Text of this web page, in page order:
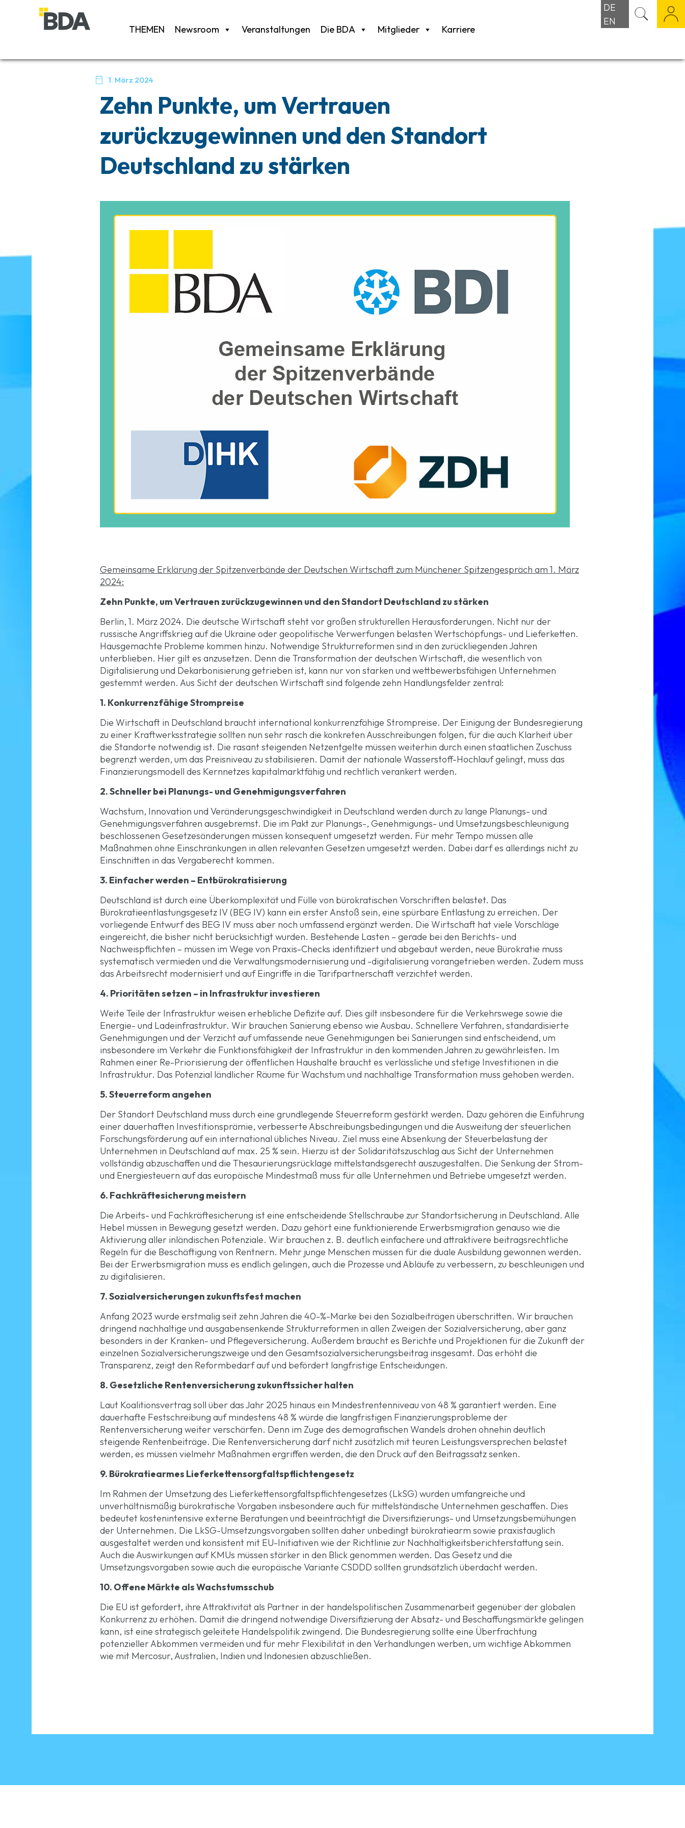
THEMEN Newsroom Veranstaltungen Die BDA Mitglieder Karriere
DE
EN
 1. März 2024
Zehn Punkte, um Vertrauen
zurückzugewinnen und den Standort
Deutschland zu stärken
Gemeinsame Erklärung der Spitzenverbände der Deutschen Wirtschaft zum Münchener Spitzengespräch am 1. März
2024:
Zehn Punkte, um Vertrauen zurückzugewinnen und den Standort Deutschland zu stärken
Berlin, 1. März 2024. Die deutsche Wirtschaft steht vor großen strukturellen Herausforderungen. Nicht nur der
russische Angriffskrieg auf die Ukraine oder geopolitische Verwerfungen belasten Wertschöpfungs- und Lieferketten.
Hausgemachte Probleme kommen hinzu. Notwendige Strukturreformen sind in den zurückliegenden Jahren
unterblieben. Hier gilt es anzusetzen. Denn die Transformation der deutschen Wirtschaft, die wesentlich von
Digitalisierung und Dekarbonisierung getrieben ist, kann nur von starken und wettbewerbsfähigen Unternehmen
gestemmt werden. Aus Sicht der deutschen Wirtschaft sind folgende zehn Handlungsfelder zentral:
1. Konkurrenzfähige Strompreise
Die Wirtschaft in Deutschland braucht international konkurrenzfähige Strompreise. Der Einigung der Bundesregierung
zu einer Kraftwerksstrategie sollten nun sehr rasch die konkreten Ausschreibungen folgen, für die auch Klarheit über
die Standorte notwendig ist. Die rasant steigenden Netzentgelte müssen weiterhin durch einen staatlichen Zuschuss
begrenzt werden, um das Preisniveau zu stabilisieren. Damit der nationale Wasserstoff-Hochlauf gelingt, muss das
Finanzierungsmodell des Kernnetzes kapitalmarktfähig und rechtlich verankert werden.
2. Schneller bei Planungs- und Genehmigungsverfahren
Wachstum, Innovation und Veränderungsgeschwindigkeit in Deutschland werden durch zu lange Planungs- und
Genehmigungsverfahren ausgebremst. Die im Pakt zur Planungs-, Genehmigungs- und Umsetzungsbeschleunigung
beschlossenen Gesetzesänderungen müssen konsequent umgesetzt werden. Für mehr Tempo müssen alle
Maßnahmen ohne Einschränkungen in allen relevanten Gesetzen umgesetzt werden. Dabei darf es allerdings nicht zu
Einschnitten in das Vergaberecht kommen.
3. Einfacher werden – Entbürokratisierung
Deutschland ist durch eine Überkomplexität und Fülle von bürokratischen Vorschriften belastet. Das
Bürokratieentlastungsgesetz IV (BEG IV) kann ein erster Anstoß sein, eine spürbare Entlastung zu erreichen. Der
vorliegende Entwurf des BEG IV muss aber noch umfassend ergänzt werden. Die Wirtschaft hat viele Vorschläge
eingereicht, die bisher nicht berücksichtigt wurden. Bestehende Lasten – gerade bei den Berichts- und
Nachweispflichten – müssen im Wege von Praxis-Checks identifiziert und abgebaut werden, neue Bürokratie muss
systematisch vermieden und die Verwaltungsmodernisierung und -digitalisierung vorangetrieben werden. Zudem muss
das Arbeitsrecht modernisiert und auf Eingriffe in die Tarifpartnerschaft verzichtet werden.
4. Prioritäten setzen – in Infrastruktur investieren
Weite Teile der Infrastruktur weisen erhebliche Defizite auf. Dies gilt insbesondere für die Verkehrswege sowie die
Energie- und Ladeinfrastruktur. Wir brauchen Sanierung ebenso wie Ausbau. Schnellere Verfahren, standardisierte
Genehmigungen und der Verzicht auf umfassende neue Genehmigungen bei Sanierungen sind entscheidend, um
insbesondere im Verkehr die Funktionsfähigkeit der Infrastruktur in den kommenden Jahren zu gewährleisten. Im
Rahmen einer Re-Priorisierung der öffentlichen Haushalte braucht es verlässliche und stetige Investitionen in die
Infrastruktur. Das Potenzial ländlicher Räume für Wachstum und nachhaltige Transformation muss gehoben werden.
5. Steuerreform angehen
Der Standort Deutschland muss durch eine grundlegende Steuerreform gestärkt werden. Dazu gehören die Einführung
einer dauerhaften Investitionsprämie, verbesserte Abschreibungsbedingungen und die Ausweitung der steuerlichen
Forschungsförderung auf ein international übliches Niveau. Ziel muss eine Absenkung der Steuerbelastung der
Unternehmen in Deutschland auf max. 25 % sein. Hierzu ist der Solidaritätszuschlag aus Sicht der Unternehmen
vollständig abzuschaffen und die Thesaurierungsrücklage mittelstandsgerecht auszugestalten. Die Senkung der Strom-
und Energiesteuern auf das europäische Mindestmaß muss für alle Unternehmen und Betriebe umgesetzt werden.
6. Fachkräftesicherung meistern
Die Arbeits- und Fachkräftesicherung ist eine entscheidende Stellschraube zur Standortsicherung in Deutschland. Alle
Hebel müssen in Bewegung gesetzt werden. Dazu gehört eine funktionierende Erwerbsmigration genauso wie die
Aktivierung aller inländischen Potenziale. Wir brauchen z. B. deutlich einfachere und attraktivere beitragsrechtliche
Regeln für die Beschäftigung von Rentnern. Mehr junge Menschen müssen für die duale Ausbildung gewonnen werden.
Bei der Erwerbsmigration muss es endlich gelingen, auch die Prozesse und Abläufe zu verbessern, zu beschleunigen und
zu digitalisieren.
7. Sozialversicherungen zukunftsfest machen
Anfang 2023 wurde erstmalig seit zehn Jahren die 40-%-Marke bei den Sozialbeiträgen überschritten. Wir brauchen
dringend nachhaltige und ausgabensenkende Strukturreformen in allen Zweigen der Sozialversicherung, aber ganz
besonders in der Kranken- und Pflegeversicherung. Außerdem braucht es Berichte und Projektionen für die Zukunft der
einzelnen Sozialversicherungszweige und den Gesamtsozialversicherungsbeitrag insgesamt. Das erhöht die
Transparenz, zeigt den Reformbedarf auf und befördert langfristige Entscheidungen.
8. Gesetzliche Rentenversicherung zukunftssicher halten
Laut Koalitionsvertrag soll über das Jahr 2025 hinaus ein Mindestrentenniveau von 48 % garantiert werden. Eine
dauerhafte Festschreibung auf mindestens 48 % würde die langfristigen Finanzierungsprobleme der
Rentenversicherung weiter verschärfen. Denn im Zuge des demografischen Wandels drohen ohnehin deutlich
steigende Rentenbeiträge. Die Rentenversicherung darf nicht zusätzlich mit teuren Leistungsversprechen belastet
werden, es müssen vielmehr Maßnahmen ergriffen werden, die den Druck auf den Beitragssatz senken.
9. Bürokratiearmes Lieferkettensorgfaltspflichtengesetz
Im Rahmen der Umsetzung des Lieferkettensorgfaltspflichtengesetzes (LkSG) wurden umfangreiche und
unverhältnismäßig bürokratische Vorgaben insbesondere auch für mittelständische Unternehmen geschaffen. Dies
bedeutet kostenintensive externe Beratungen und beeinträchtigt die Diversifizierungs- und Umsetzungsbemühungen
der Unternehmen. Die LkSG-Umsetzungsvorgaben sollten daher unbedingt bürokratiearm sowie praxistauglich
ausgestaltet werden und konsistent mit EU-Initiativen wie der Richtlinie zur Nachhaltigkeitsberichterstattung sein.
Auch die Auswirkungen auf KMUs müssen stärker in den Blick genommen werden. Das Gesetz und die
Umsetzungsvorgaben sowie auch die europäische Variante CSDDD sollten grundsätzlich überdacht werden.
10. Offene Märkte als Wachstumsschub
Die EU ist gefordert, ihre Attraktivität als Partner in der handelspolitischen Zusammenarbeit gegenüber der globalen
Konkurrenz zu erhöhen. Damit die dringend notwendige Diversifizierung der Absatz- und Beschaffungsmärkte gelingen
kann, ist eine strategisch geleitete Handelspolitik zwingend. Die Bundesregierung sollte eine Überfrachtung
potenzieller Abkommen vermeiden und für mehr Flexibilität in den Verhandlungen werben, um wichtige Abkommen
wie mit Mercosur, Australien, Indien und Indonesien abzuschließen.